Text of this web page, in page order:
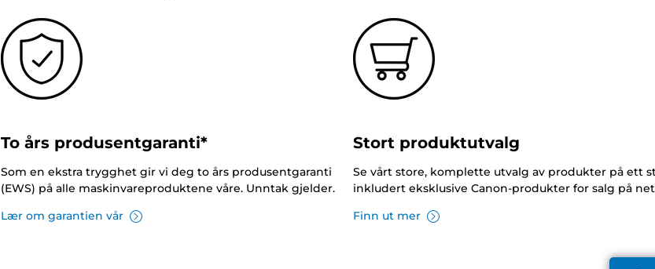
To års produsentgaranti*
Som en ekstra trygghet gir vi deg to års produsentgaranti
(EWS) på alle maskinvareproduktene våre. Unntak gjelder.
Lær om garantien vår
Stort produktutvalg
Se vårt store, komplette utvalg av produkter på ett
inkludert eksklusive Canon-produkter for salg på
Finn ut mer